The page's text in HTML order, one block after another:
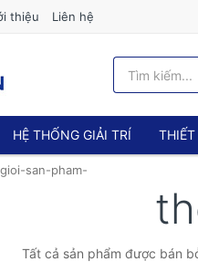
thiệu Liên hệ
HỆ THỐNG GIẢI TRÍ
san-pham-
Tất cả sản phẩm được bán